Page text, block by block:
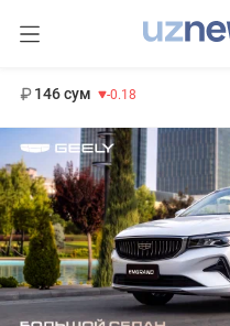
146 сум -0.18